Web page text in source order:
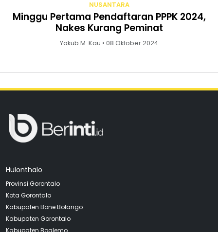
NUSANTARA
Minggu Pertama Pendaftaran PPPK 2024,
Nakes Kurang Peminat
Yakub M. Kau • 08 Oktober 2024
Hulonthalo
Provinsi Gorontalo
Kota Gorontalo
Kabupaten Bone Bolango
Kabupaten Gorontalo
Kabupaten Boalemo